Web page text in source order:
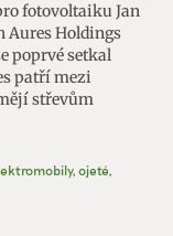
fotovoltaiku Jan
Aures Holdings
poprvé setkal
patří mezi
střevům
, ojeté,